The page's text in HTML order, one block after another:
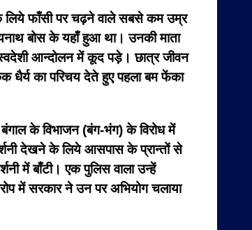
लिये फाँसी पर चढ़ने वाले सबसे कम उम्र
बोस के यहाँ हुआ था। उनकी माता
स्वदेशी आन्दोलन में कूद पड़े। छात्र जीवन
धैर्य का परिचय देते हुए पहला बम फेंका
के विभाजन (बंग-भंग) के विरोध में
देखने के लिये आसपास के प्रान्तों से
में बाँटी। एक पुलिस वाला उन्हें
में सरकार ने उन पर अभियोग चलाया